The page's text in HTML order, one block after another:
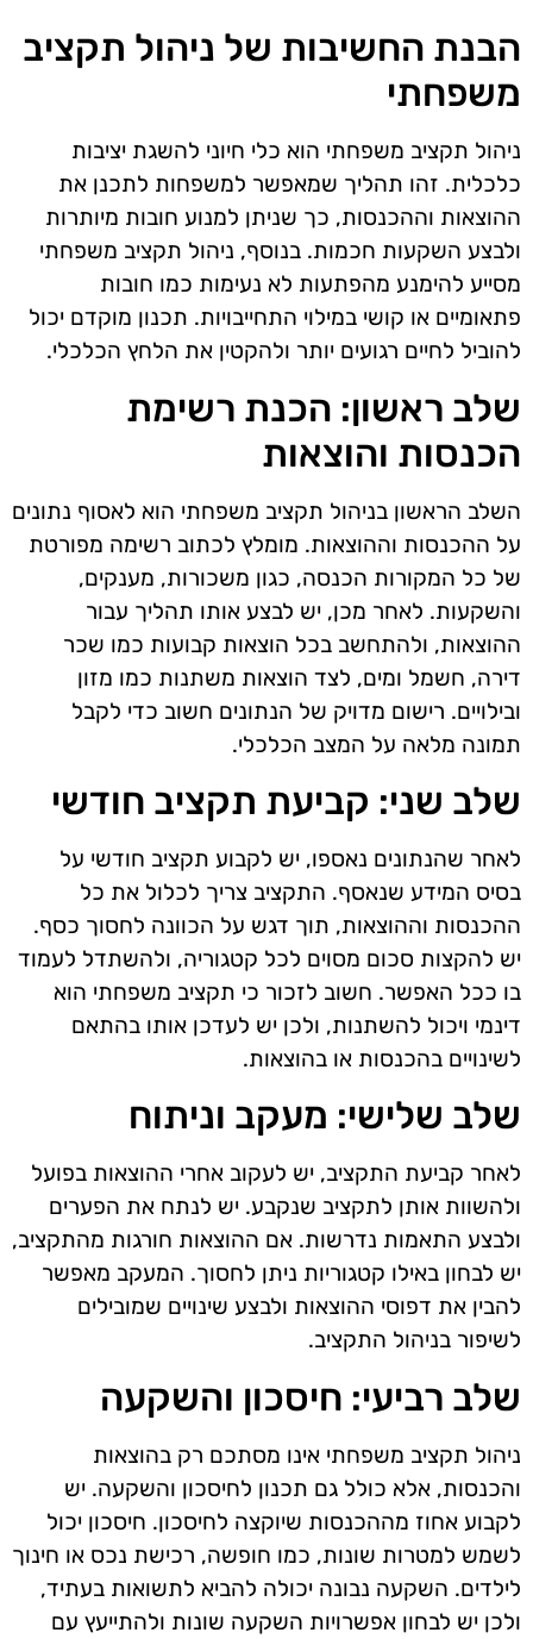
הבנת החשיבות של ניהול תקציב
משפחתי
ניהול תקציב משפחתי הוא כלי חיוני להשגת יציבות
כלכלית. זהו תהליך שמאפשר למשפחות לתכנן את
ההוצאות וההכנסות, כך שניתן למנוע חובות מיותרות
ולבצע השקעות חכמות. בנוסף, ניהול תקציב משפחתי
מסייע להימנע מהפתעות לא נעימות כמו חובות
פתאומיים או קושי במילוי התחייבויות. תכנון מוקדם יכול
להוביל לחיים רגועים יותר ולהקטין את הלחץ הכלכלי.
שלב ראשון: הכנת רשימת
הכנסות והוצאות
השלב הראשון בניהול תקציב משפחתי הוא לאסוף נתונים
על ההכנסות וההוצאות. מומלץ לכתוב רשימה מפורטת
של כל המקורות הכנסה, כגון משכורות, מענקים,
והשקעות. לאחר מכן, יש לבצע אותו תהליך עבור
ההוצאות, ולהתחשב בכל הוצאות קבועות כמו שכר
דירה, חשמל ומים, לצד הוצאות משתנות כמו מזון
ובילויים. רישום מדויק של הנתונים חשוב כדי לקבל
תמונה מלאה על המצב הכלכלי.
שלב שני: קביעת תקציב חודשי
לאחר שהנתונים נאספו, יש לקבוע תקציב חודשי על
בסיס המידע שנאסף. התקציב צריך לכלול את כל
ההכנסות וההוצאות, תוך דגש על הכוונה לחסוך כסף.
יש להקצות סכום מסוים לכל קטגוריה, ולהשתדל לעמוד
בו ככל האפשר. חשוב לזכור כי תקציב משפחתי הוא
דינמי ויכול להשתנות, ולכן יש לעדכן אותו בהתאם
לשינויים בהכנסות או בהוצאות.
שלב שלישי: מעקב וניתוח
לאחר קביעת התקציב, יש לעקוב אחרי ההוצאות בפועל
ולהשוות אותן לתקציב שנקבע. יש לנתח את הפערים
ולבצע התאמות נדרשות. אם ההוצאות חורגות מהתקציב,
יש לבחון באילו קטגוריות ניתן לחסוך. המעקב מאפשר
להבין את דפוסי ההוצאות ולבצע שינויים שמובילים
לשיפור בניהול התקציב.
שלב רביעי: חיסכון והשקעה
ניהול תקציב משפחתי אינו מסתכם רק בהוצאות
והכנסות, אלא כולל גם תכנון לחיסכון והשקעה. יש
לקבוע אחוז מההכנסות שיוקצה לחיסכון. חיסכון יכול
לשמש למטרות שונות, כמו חופשה, רכישת נכס או חינוך
לילדים. השקעה נבונה יכולה להביא לתשואות בעתיד,
ולכן יש לבחון אפשרויות השקעה שונות ולהתייעץ עם